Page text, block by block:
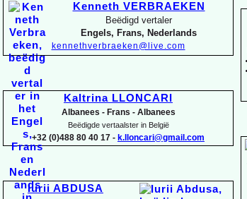
Kenneth VERBRAEKEN
Beëdigd vertaler
Engels, Frans, Nederlands
kennethverbraeken@live.com
Kaltrina LLONCARI
Albanees -Frans -Albanees
Beëdigde vertaalster in België
+32 (0)488 80 40 17 - k.lloncari@gmail.com
Iurii ABDUSA